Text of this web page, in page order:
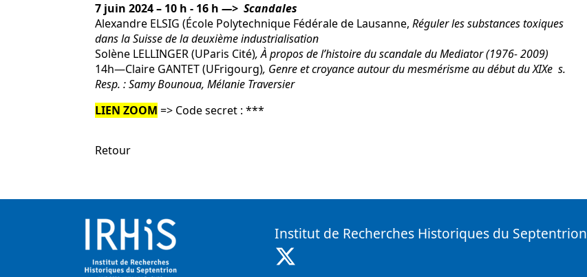
7 juin 2024 – 10 h - 16 h —> Scandales
Alexandre ELSIG (École Polytechnique Fédérale de Lausanne, Réguler les substances toxiques
dans la Suisse de la deuxième industrialisation
Solène LELLINGER (UParis Cité), À propos de l’histoire du scandale du Mediator (1976-2009)
14h—Claire GANTET (UFrigourg), Genre et croyance autour du mesmérisme au début du XIXe s.
Resp. : Samy Bounoua, Mélanie Traversier
LIEN ZOOM => Code secret : ***
Retour
Institut de Recherches Historiques du Septentrion